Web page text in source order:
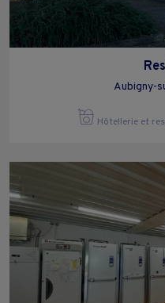
Aubigny-
Hôtellerie et